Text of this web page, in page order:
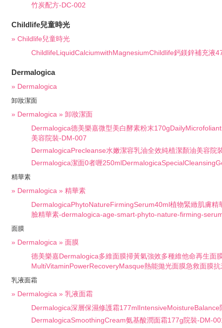
竹炭配方-DC-002
Childlife兒童時光
» Childlife兒童時光
ChildlifeLiquidCalciumwithMagnesiumChildlife鈣鎂鋅補充液
Dermalogica
» Dermalogica
卸妝潔面
» Dermalogica » 卸妝潔面
Dermalogica德美樂嘉微型美白酵素粉末
美容院裝-DM-007
DermalogicaPrecleanse水嫩潔容乳油全效純植潔顏油美容院
Dermalogica潔面0者喱
精華素
» Dermalogica » 精華素
DermalogicaPhytoNatureFirmingSerum40ml植物緊緻肌膚精
臉精華素-dermalogica-age-smart-phyto-nature-firming-
面膜
» Dermalogica » 面膜
德美樂嘉Dermalogica多維面膜掃黃氣強效多種維他命再生面
MultiVitaminPowerRecoveryMasque熱能拋光面膜急救面膜
乳液面霜
» Dermalogica » 乳液面霜
Dermalogica深層保濕修護霜177mlIntensiveMoistureBalance
DermalogicaSmoothingCream氨基酸潤面霜177g院裝-DM-